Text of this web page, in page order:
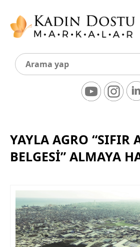
YAYLA AGRO “SIFIR
BELGESİ” ALMAYA